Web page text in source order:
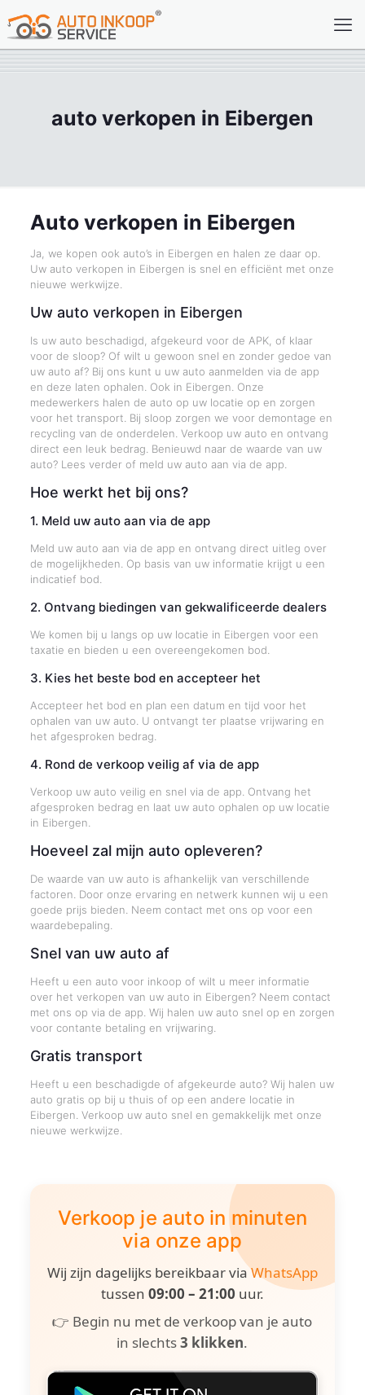
auto verkopen in Eibergen
Auto verkopen in Eibergen
Ja, we kopen ook auto’s in Eibergen en halen ze daar op.
Uw auto verkopen in Eibergen is snel en efficiënt met onze
nieuwe werkwijze.
Uw auto verkopen in Eibergen
Is uw auto beschadigd, afgekeurd voor de APK, of klaar
voor de sloop? Of wilt u gewoon snel en zonder gedoe van
uw auto af? Bij ons kunt u uw auto aanmelden via de app
en deze laten ophalen. Ook in Eibergen. Onze
medewerkers halen de auto op uw locatie op en zorgen
voor het transport. Bij sloop zorgen we voor demontage en
recycling van de onderdelen. Verkoop uw auto en ontvang
direct een leuk bedrag. Benieuwd naar de waarde van uw
auto? Lees verder of meld uw auto aan via de app.
Hoe werkt het bij ons?
1. Meld uw auto aan via de app
Meld uw auto aan via de app en ontvang direct uitleg over
de mogelijkheden. Op basis van uw informatie krijgt u een
indicatief bod.
2. Ontvang biedingen van gekwalificeerde dealers
We komen bij u langs op uw locatie in Eibergen voor een
taxatie en bieden u een overeengekomen bod.
3. Kies het beste bod en accepteer het
Accepteer het bod en plan een datum en tijd voor het
ophalen van uw auto. U ontvangt ter plaatse vrijwaring en
het afgesproken bedrag.
4. Rond de verkoop veilig af via de app
Verkoop uw auto veilig en snel via de app. Ontvang het
afgesproken bedrag en laat uw auto ophalen op uw locatie
in Eibergen.
Hoeveel zal mijn auto opleveren?
De waarde van uw auto is afhankelijk van verschillende
factoren. Door onze ervaring en netwerk kunnen wij u een
goede prijs bieden. Neem contact met ons op voor een
waardebepaling.
Snel van uw auto af
Heeft u een auto voor inkoop of wilt u meer informatie
over het verkopen van uw auto in Eibergen? Neem contact
met ons op via de app. Wij halen uw auto snel op en zorgen
voor contante betaling en vrijwaring.
Gratis transport
Heeft u een beschadigde of afgekeurde auto? Wij halen uw
auto gratis op bij u thuis of op een andere locatie in
Eibergen. Verkoop uw auto snel en gemakkelijk met onze
nieuwe werkwijze.
Verkoop je auto in minuten
via onze app
Wij zijn dagelijks bereikbaar viaWhatsApp
tussen 09:00 – 21:00 uur.
👉 Begin nu met de verkoop van je auto
in slechts3 klikken.